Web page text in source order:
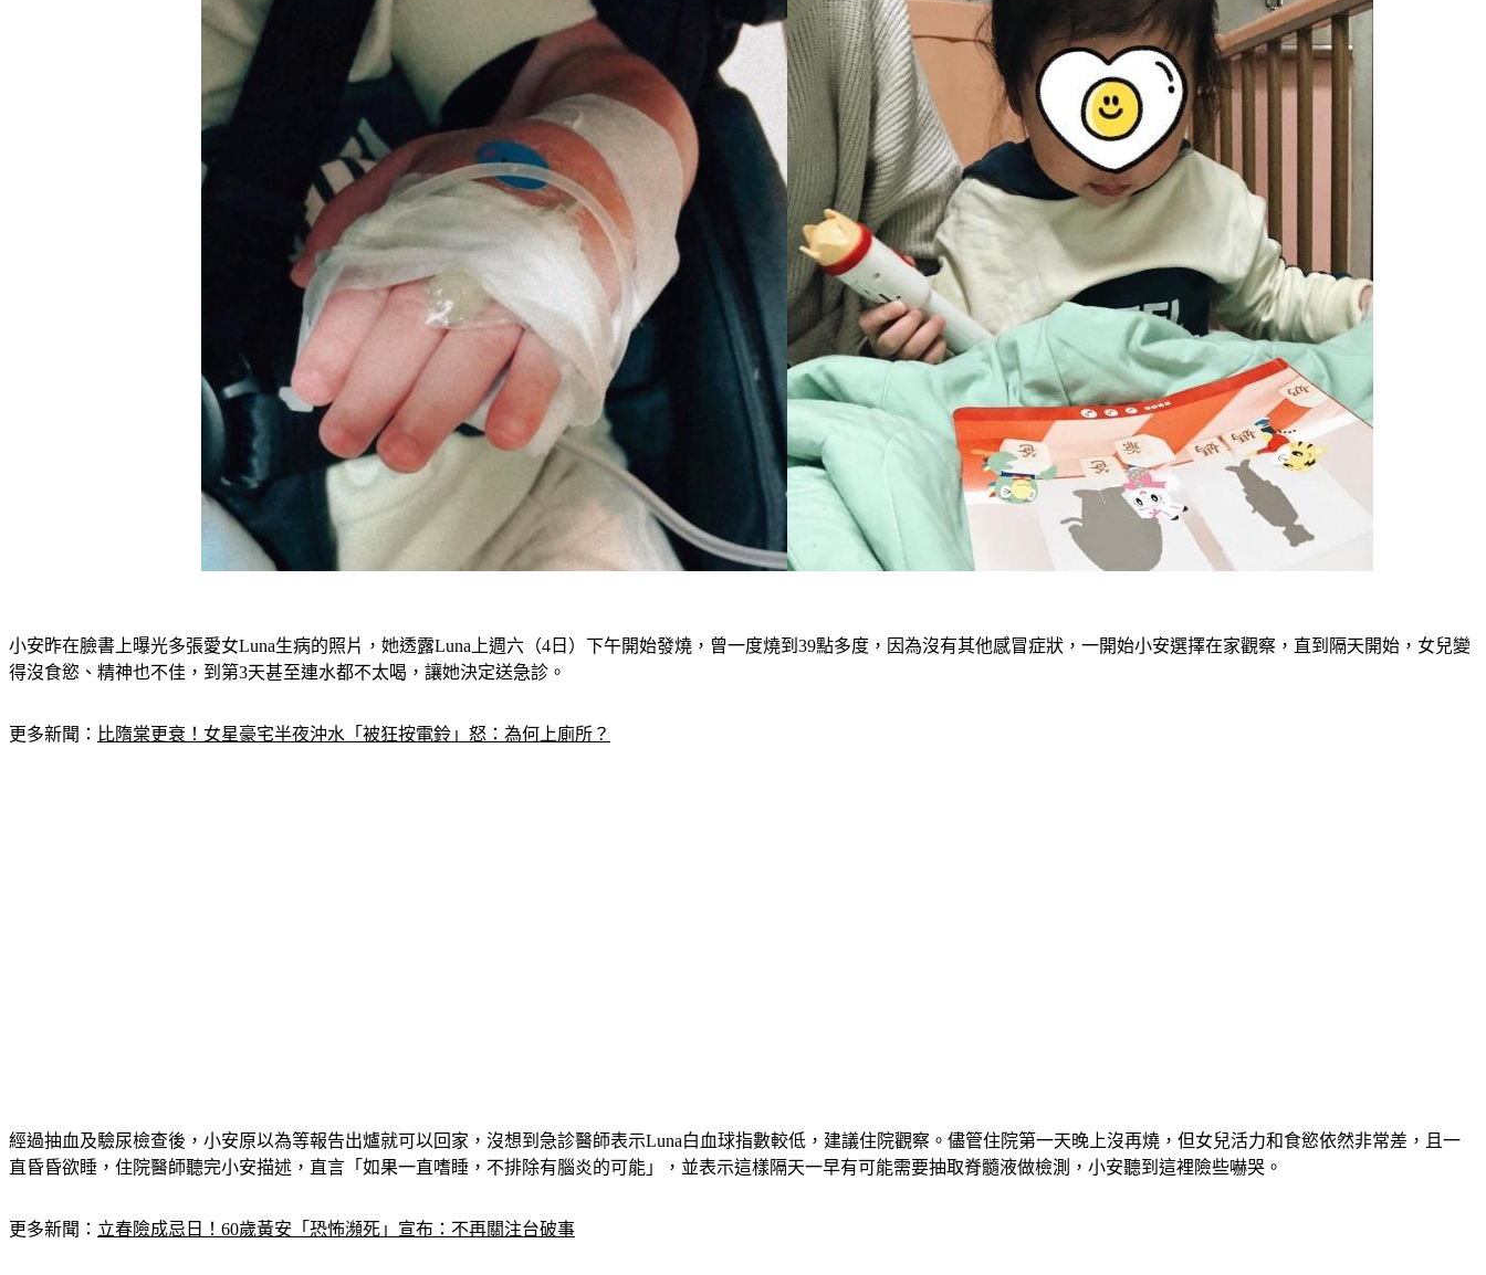
小安昨在臉書上曝光多張愛女Luna生病的照片，她透露Luna上週六（4日）下午開始發燒，曾一度燒到39點多度，因為沒有其他感冒症狀，一開始小安選擇在家觀察，直到隔天開始，女兒變
得沒食慾、精神也不佳，到第3天甚至連水都不太喝，讓她決定送急診。
更多新聞： 比隋棠更衰！女星豪宅半夜沖水「被狂按電鈴」怒：為何上廁所？
經過抽血及驗尿檢查後，小安原以為等報告出爐就可以回家，沒想到急診醫師表示Luna白血球指數較低，建議住院觀察。儘管住院第一天晚上沒再燒，但女兒活力和食慾依然非常差，且一
直昏昏欲睡，住院醫師聽完小安描述，直言「如果一直嗜睡，不排除有腦炎的可能」，並表示這樣隔天一早有可能需要抽取脊髓液做檢測，小安聽到這裡險些嚇哭。
更多新聞： 立春險成忌日！60歲黃安「恐怖瀕死」宣布：不再關注台破事